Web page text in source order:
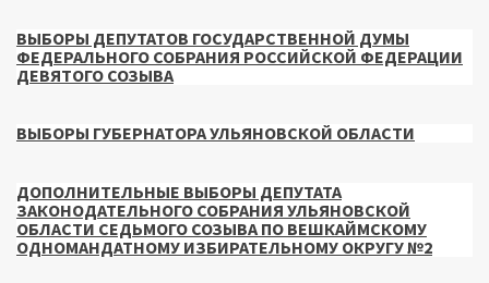
ВЫБОРЫ ДЕПУТАТОВ ГОСУДАРСТВЕННОЙ ДУМЫ
ФЕДЕРАЛЬНОГО СОБРАНИЯ РОССИЙСКОЙ ФЕДЕРАЦИИ
ДЕВЯТОГО СОЗЫВА
ВЫБОРЫ ГУБЕРНАТОРА УЛЬЯНОВСКОЙ ОБЛАСТИ
ДОПОЛНИТЕЛЬНЫЕ ВЫБОРЫ ДЕПУТАТА
ЗАКОНОДАТЕЛЬНОГО СОБРАНИЯ УЛЬЯНОВСКОЙ
ОБЛАСТИ СЕДЬМОГО СОЗЫВА ПО ВЕШКАЙМСКОМУ
ОДНОМАНДАТНОМУ ИЗБИРАТЕЛЬНОМУ ОКРУГУ №2